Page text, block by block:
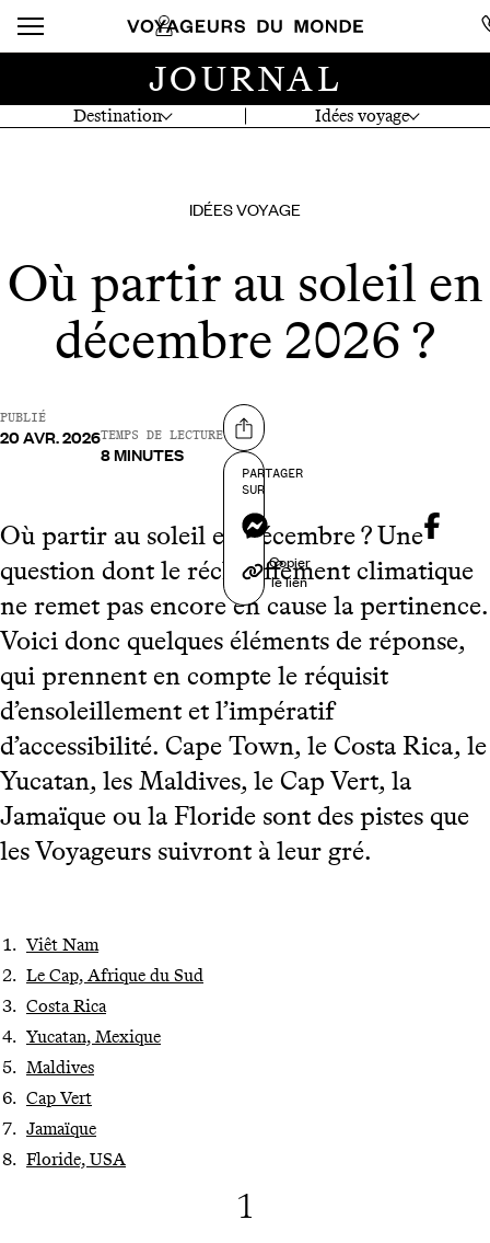
Destination Idées voyage
JOURNAL
IDÉES VOYAGE
Où partir au soleil en
décembre 2026 ?
PUBLIÉ
20 AVR. 2026TEMPS DE LECTURE
8 MINUTES
Partager sur
PARTAGER
SUR
Messenger
Copier
le lien
Où partir au soleil en décembre ? Une
question dont le réchauffement climatique
ne remet pas encore en cause la pertinence.
Voici donc quelques éléments de réponse,
qui prennent en compte le réquisit
d’ensoleillement et l’impératif
d’accessibilité. Cape Town, le Costa Rica, le
Yucatan, les Maldives, le Cap Vert, la
Jamaïque ou la Floride sont des pistes que
les Voyageurs suivront à leur gré.
Viêt Nam
Le Cap, Afrique du Sud
Costa Rica
Yucatan, Mexique
Maldives
Cap Vert
Jamaïque
Floride, USA
1